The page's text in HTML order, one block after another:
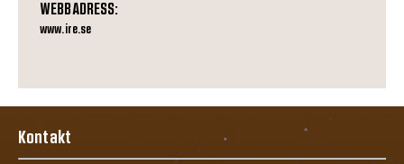
WEBBADRESS:
www.ire.se
Kontakt